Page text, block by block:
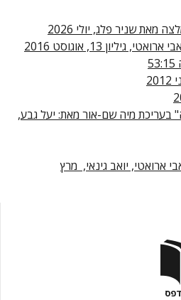
מאת שניר פלג, יולי 2026
13, אוגוסט 2016
בעריכת מיה שם-אור מאת: יעל גבע,
ארואטי, יואב גינאי, מרץ